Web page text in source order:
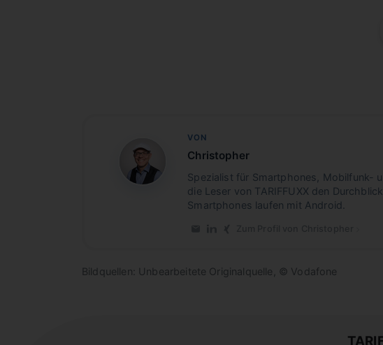
CB
VON
Christopher
Spezialist für Smartphones, Mobilfunk-
die Leser von TARIFFUXX den
Smartphones laufen mit Android.
Bildquellen: Unbearbeitete Originalquelle, © Vodafone